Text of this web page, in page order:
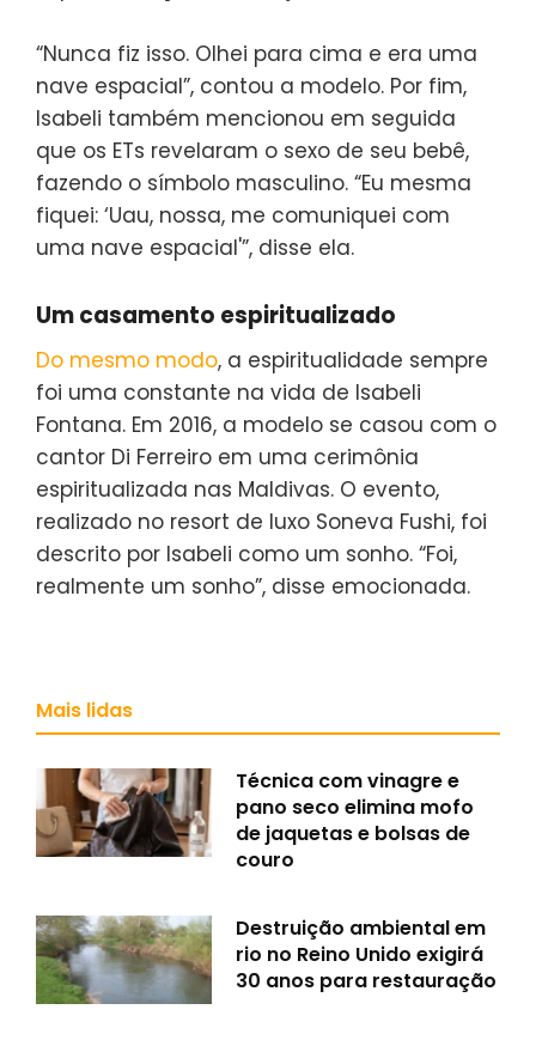
“Nunca fiz isso. Olhei para cima e era uma
nave espacial”, contou a modelo. Por fim,
Isabeli também mencionou em seguida
que os ETs revelaram o sexo de seu bebê,
fazendo o símbolo masculino. “Eu mesma
fiquei: ‘Uau, nossa, me comuniquei com
uma nave espacial'”, disse ela.
Um casamento espiritualizado
Do mesmo modo, a espiritualidade sempre
foi uma constante na vida de Isabeli
Fontana. Em 2016, a modelo se casou com o
cantor Di Ferreiro em uma cerimônia
espiritualizada nas Maldivas. O evento,
realizado no resort de luxo Soneva Fushi, foi
descrito por Isabeli como um sonho. “Foi,
realmente um sonho”, disse emocionada.
Mais lidas
Técnica com vinagre e
pano seco elimina mofo
de jaquetas e bolsas de
couro
Destruição ambiental em
rio no Reino Unido exigirá
30 anos para restauração